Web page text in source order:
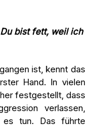
bist fett, weil ich
ist, kennt das
Hand. In vielen
festgestellt, dass
verlassen,
tun. Das führte